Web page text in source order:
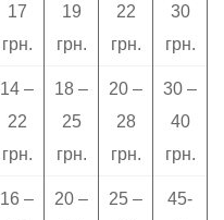
17
грн.
19
грн.
22
грн.
30
грн.
14 –
22
грн.
18 –
25
грн.
20 –
28
грн.
30 –
40
грн.
16 –
20 –
25 –
45-